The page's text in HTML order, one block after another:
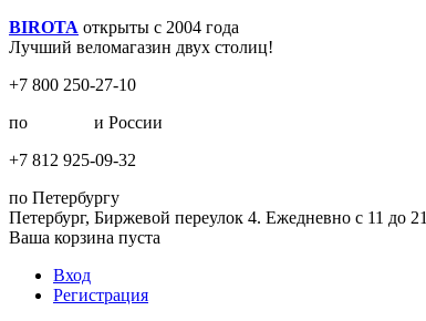
BIROTA открыты с 2004 года
Лучший веломагазин двух столиц!
+7 800 250-27-10
по
и России
+7 812 925-09-32
по Петербургу
Петербург, Биржевой переулок 4. Ежедневно с 11 до 21
Ваша корзина пуста
Вход
Регистрация